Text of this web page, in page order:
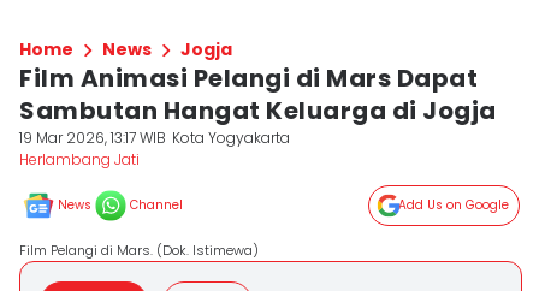
Home News Jogja
Film Animasi Pelangi di Mars Dapat
Sambutan Hangat Keluarga di Jogja
19 Mar 2026, 13:17 WIB Kota Yogyakarta
Herlambang Jati
News Channel Add Us on Google
Film Pelangi di Mars. (Dok. Istimewa)